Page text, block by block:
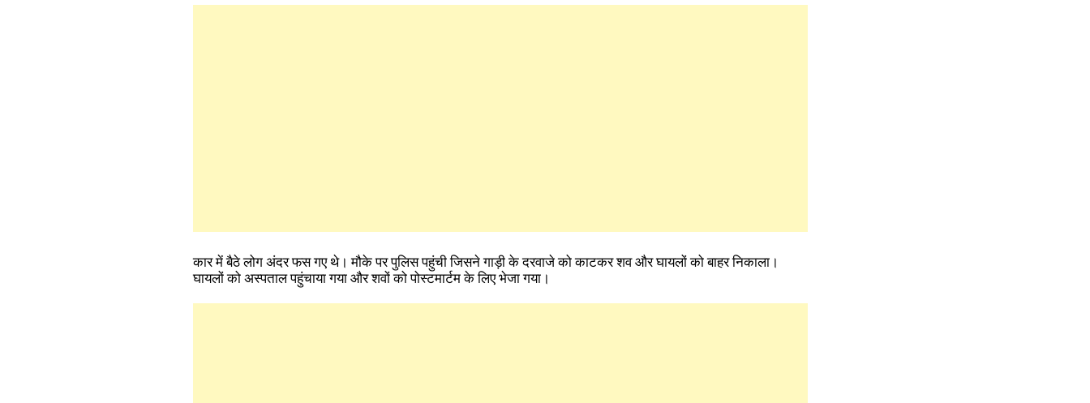
कार में बैठे लोग अंदर फस गए थे। मौके पर पुलिस पहुंची जिसने गाड़ी के दरवाजे को काटकर शव और घायलों को बाहर निकाला।
घायलों को अस्पताल पहुंचाया गया और शवों को पोस्टमार्टम के लिए भेजा गया।